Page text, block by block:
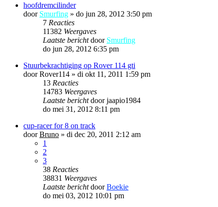
hoofdremcilinder
door Smurfing » do jun 28, 2012 3:50 pm
7 Reacties
11382 Weergaves
Laatste berichtdoor Smurfing
do jun 28, 2012 6:35 pm
Stuurbekrachtiging op Rover 114 gti
doorRover114 » di okt 11, 2011 1:59 pm
13 Reacties
14783 Weergaves
Laatste berichtdoorjaapio1984
do mei 31, 2012 8:11 pm
cup-racer for 8 on track
doorBruno » di dec 20, 2011 2:12 am
1
2
3
38 Reacties
38831 Weergaves
Laatste berichtdoorBoekie
do mei 03, 2012 10:01 pm